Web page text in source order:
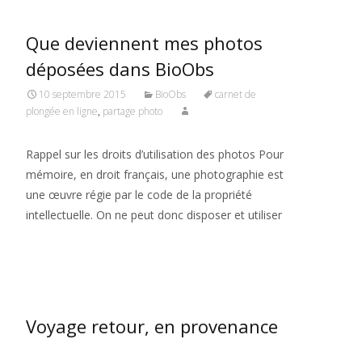
Que deviennent mes photos
déposées dans BioObs
10 septembre 2015 BioObs
carnet de
plongée en ligne, partage photo
Rappel sur les droits d’utilisation des photos Pour
mémoire, en droit français, une photographie est
une œuvre régie par le code de la propriété
intellectuelle. On ne peut donc disposer et utiliser
Voyage retour, en provenance